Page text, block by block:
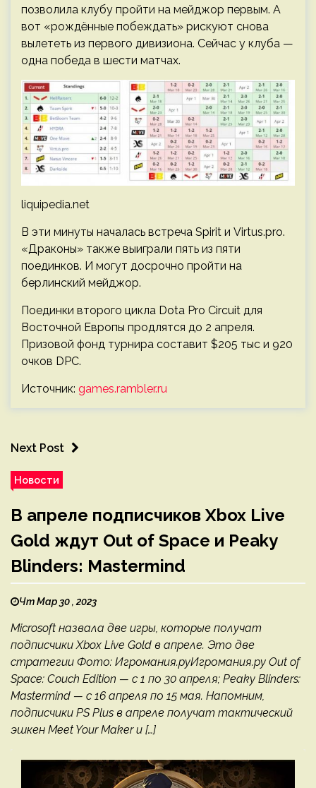
позволила клубу пройти на мейджор первым. А
вот «рождённые побеждать» рискуют снова
вылететь из первого дивизиона. Сейчас у клуба —
одна победа в шести матчах.
liquipedia.net
В эти минуты началась встреча Spirit и Virtus.pro.
«Драконы» также выиграли пять из пяти
поединков. И могут досрочно пройти на
берлинский мейджор.
Поединки второго цикла Dota Pro Circuit для
Восточной Европы продлятся до 2 апреля.
Призовой фонд турнира составит $205 тыс и 920
очков DPC.
Источник: games.rambler.ru
Next Post
Новости
В апреле подписчиков Xbox Live
Gold ждут Out of Space и Peaky
Blinders: Mastermind
Чт Мар 30 , 2023
Microsoft назвала две игры, которые получат
подписчики Xbox Live Gold в апреле. Это две
стратегии Фото: Игромания.руИгромания.ру Out of
Space: Couch Edition — с 1 по 30 апреля; Peaky Blinders:
Mastermind — с 16 апреля по 15 мая. Напомним,
подписчики PS Plus в апреле получат тактический
эшкен Meet Your Maker и […]